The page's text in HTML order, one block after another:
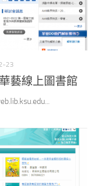
23
藝線上圖書館